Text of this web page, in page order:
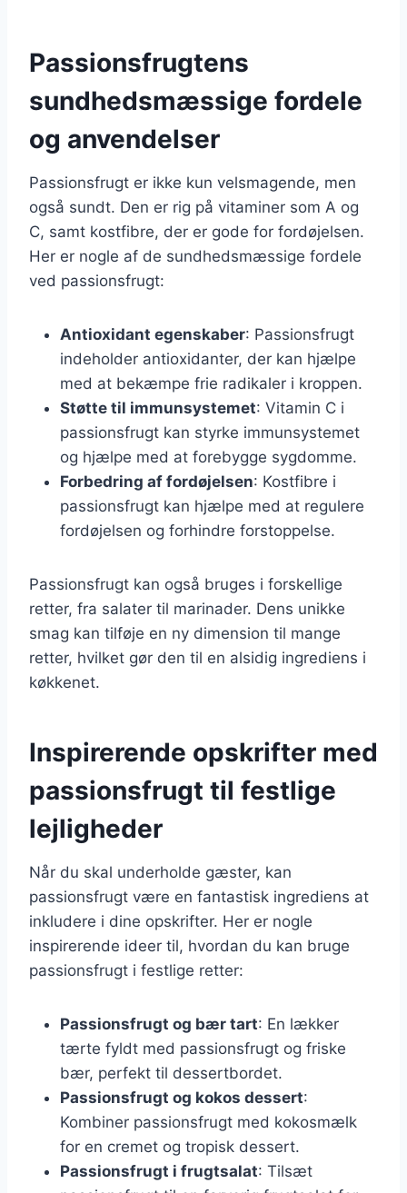
Passionsfrugtens
sundhedsmæssige fordele
og anvendelser
Passionsfrugt er ikke kun velsmagende, men
også sundt. Den er rig på vitaminer som A og
C, samt kostfibre, der er gode for fordøjelsen.
Her er nogle af de sundhedsmæssige fordele
ved passionsfrugt:
Antioxidant egenskaber: Passionsfrugt
indeholder antioxidanter, der kan hjælpe
med at bekæmpe frie radikaler i kroppen.
Støtte til immunsystemet: Vitamin C i
passionsfrugt kan styrke immunsystemet
og hjælpe med at forebygge sygdomme.
Forbedring af fordøjelsen: Kostfibre i
passionsfrugt kan hjælpe med at regulere
fordøjelsen og forhindre forstoppelse.
Passionsfrugt kan også bruges i forskellige
retter, fra salater til marinader. Dens unikke
smag kan tilføje en ny dimension til mange
retter, hvilket gør den til en alsidig ingrediens i
køkkenet.
Inspirerende opskrifter med
passionsfrugt til festlige
lejligheder
Når du skal underholde gæster, kan
passionsfrugt være en fantastisk ingrediens at
inkludere i dine opskrifter. Her er nogle
inspirerende ideer til, hvordan du kan bruge
passionsfrugt i festlige retter:
Passionsfrugt og bær tart: En lækker
tærte fyldt med passionsfrugt og friske
bær, perfekt til dessertbordet.
Passionsfrugt og kokos dessert:
Kombiner passionsfrugt med kokosmælk
for en cremet og tropisk dessert.
Passionsfrugt i frugtsalat: Tilsæt